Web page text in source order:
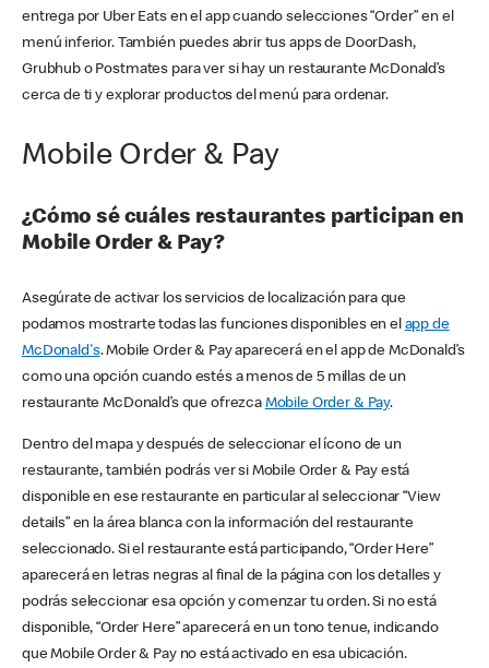
entrega por Uber Eats en el app cuando selecciones “Order” en el
menú inferior. También puedes abrir tus apps de DoorDash,
Grubhub o Postmates para ver si hay un restaurante McDonald’s
cerca de ti y explorar productos del menú para ordenar.
Mobile Order & Pay
¿Cómo sé cuáles restaurantes participan en
Mobile Order & Pay?
Asegúrate de activar los servicios de localización para que
podamos mostrarte todas las funciones disponibles en el app de
McDonald's. Mobile Order & Pay aparecerá en el app de McDonald’s
como una opción cuando estés a menos de 5 millas de un
restaurante McDonald’s que ofrezca Mobile Order & Pay.
Dentro del mapa y después de seleccionar el ícono de un
restaurante, también podrás ver si Mobile Order & Pay está
disponible en ese restaurante en particular al seleccionar “View
details” en la área blanca con la información del restaurante
seleccionado. Si el restaurante está participando, “Order Here”
aparecerá en letras negras al final de la página con los detalles y
podrás seleccionar esa opción y comenzar tu orden. Si no está
disponible, “Order Here” aparecerá en un tono tenue, indicando
que Mobile Order & Pay no está activado en esa ubicación.